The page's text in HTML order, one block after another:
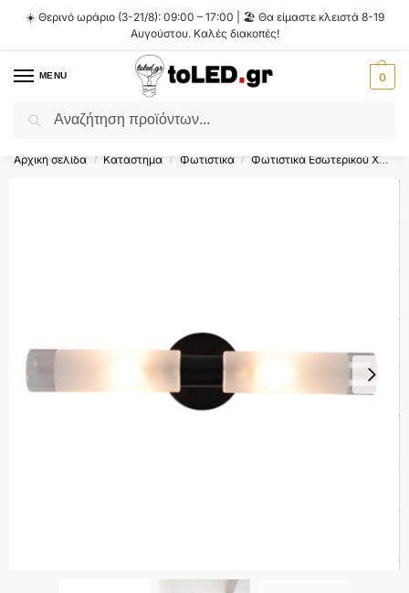
☀️ Θερινό ωράριο (3-21/8): 09:00 – 17:00 | 🏖️ Θα είμαστε κλειστά 8-19
Αυγούστου. Καλές διακοπές!
MENU 0
Flash Sale ⚡ 10% Έκπτωση με τον κωδικό
Αρχική σελίδα / Κατάστημα / Φωτιστικά / Φωτιστικά Εσωτερικού Χώρου